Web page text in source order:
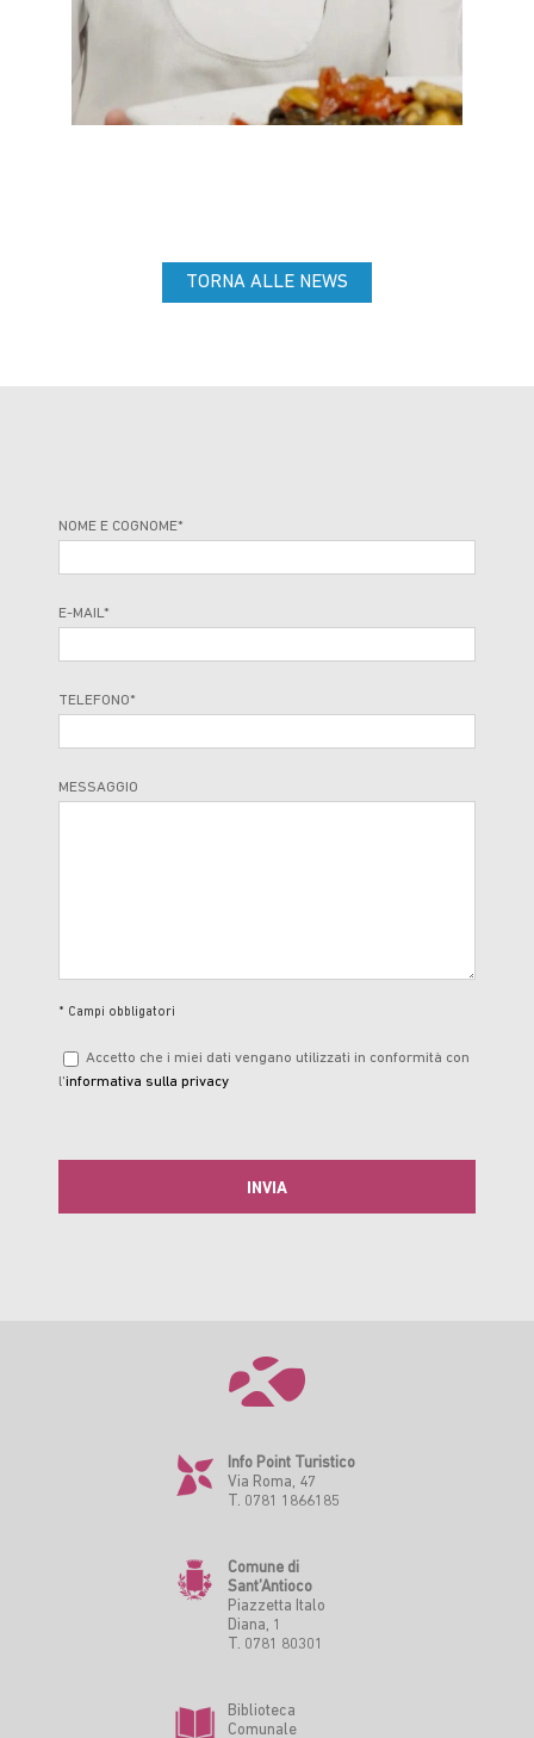
TORNA ALLE NEWS
NOME E COGNOME*
E-MAIL*
TELEFONO*
MESSAGGIO
* Campi obbligatori
Accetto che i miei dati vengano utilizzati in conformità con
l'informativa sulla privacy
Info Point Turistico
Via Roma, 47
T. 0781 1866185
Comune di
Sant’Antioco
Piazzetta Italo
Diana, 1
T. 0781 80301
Biblioteca
Comunale